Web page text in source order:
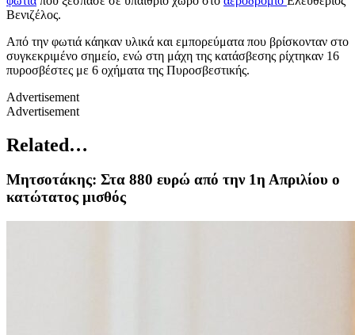
Βενιζέλος.
Από την φωτιά κάηκαν υλικά και εμπορεύματα που βρίσκονταν στο
συγκεκριμένο σημείο, ενώ στη μάχη της κατάσβεσης ρίχτηκαν 16
πυροσβέστες με 6 οχήματα της Πυροσβεστικής.
Advertisement
Advertisement
Related…
Μητσοτάκης: Στα 880 ευρώ από την 1η Απριλίου ο
κατώτατος μισθός